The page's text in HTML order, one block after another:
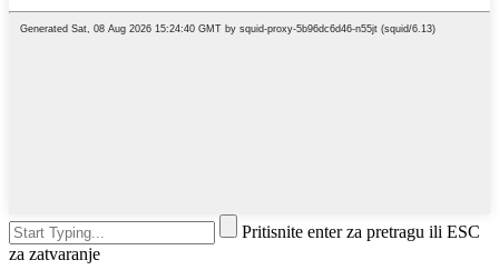
Pritisnite enter za pretragu ili ESC
za zatvaranje